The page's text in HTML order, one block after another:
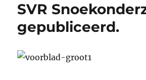
SVR
gepubliceerd.